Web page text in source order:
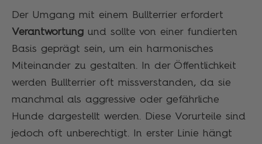
Der Umgang mit einem Bullterrier erfordert
Verantwortung und sollte von einer fundierten
Basis geprägt sein, um ein harmonisches
Miteinander zu gestalten. In der Öffentlichkeit
werden Bullterrier oft missverstanden, da sie
manchmal als aggressive oder gefährliche
Hunde dargestellt werden. Diese Vorurteile sind
jedoch oft unberechtigt. In erster Linie hängt